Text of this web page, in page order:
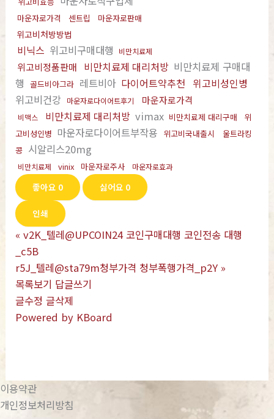
마운자로가격 센트립 마운자로판매
위고비처방방법
비닉스 위고비구매대행 비만치료제
위고비정품판매 비만치료제 대리처방 비만치료제 구매대
행 골드비아그라 레트비아 다이어트약추천 위고비성인병
위고비건강
마운자로다이어트후기 마운자로가격
비맥스 비만치료제 대리처방 vimax 비만치료제 대리구매
위
고비성인병 마운자로다이어트부작용 위고비국내출시
울트라킹
콩 시알리스20mg
비만치료제 vinix 마운자로주사 마운자로효과
좋아요 0 싫어요 0
인쇄
« v2K_텔레@UPCOIN24 코인구매대행 코인전송 대행
_c5B
r5J_텔레@sta79m청부가격 청부폭행가격_p2Y »
목록보기 답글쓰기
글수정 글삭제
Powered by KBoard
이용약관
개인정보처리방침